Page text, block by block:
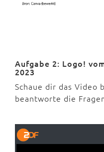
Aufgabe 2: Logo!
2023
Schaue dir das Video
beantworte die